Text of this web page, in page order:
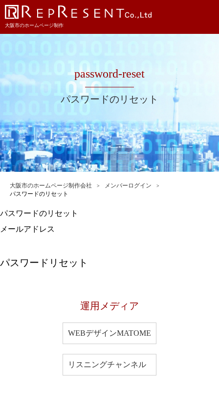
大阪市のホームページ制作
password-reset
パスワードのリセット
大阪市のホームページ制作会社
メンバーログイン
パスワードのリセット
パスワードのリセット
メールアドレス
運用メディア
WEBデザインMATOME
リスニングチャンネル